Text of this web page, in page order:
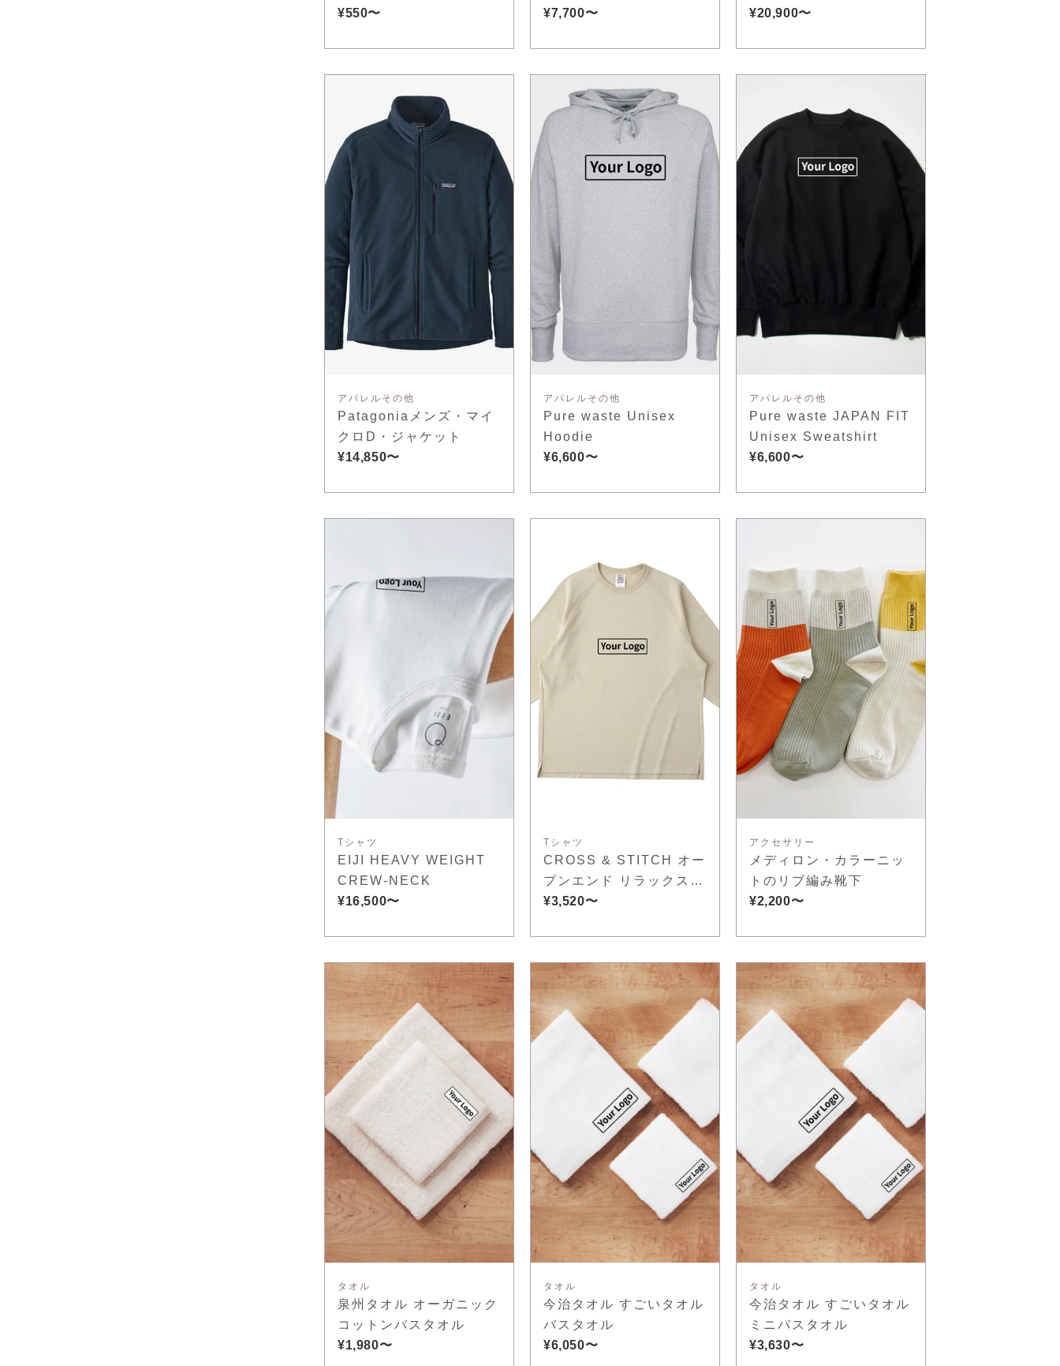
¥550〜
リー・フーディ
¥7,700〜
¥20,900〜
アパレルその他
Patagoniaメンズ・マイ
クロD・ジャケット
¥14,850〜
アパレルその他
Pure waste Unisex
Hoodie
¥6,600〜
アパレルその他
Pure waste JAPAN FIT
Unisex Sweatshirt
¥6,600〜
Tシャツ
EIJI HEAVY WEIGHT
CREW-NECK
¥16,500〜
Tシャツ
CROSS & STITCH オー
プンエンド リラックスフ
ィット ラグランTシャツ
¥3,520〜
アクセサリー
メディロン・カラーニッ
トのリブ編み靴下
¥2,200〜
タオル
泉州タオル オーガニック
コットンバスタオル
¥1,980〜
タオル
今治タオル すごいタオル
バスタオル
¥6,050〜
タオル
今治タオル すごいタオル
ミニバスタオル
¥3,630〜